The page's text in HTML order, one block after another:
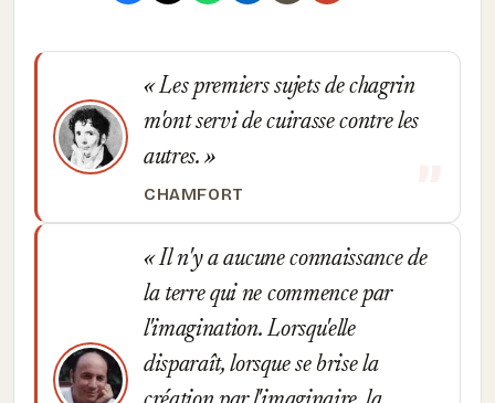
Les premiers sujets de chagrin
m'ont servi de cuirasse contre les
autres.
CHAMFORT
Il n'y a aucune connaissance de
la terre qui ne commence par
l'imagination. Lorsqu'elle
disparaît, lorsque se brise la